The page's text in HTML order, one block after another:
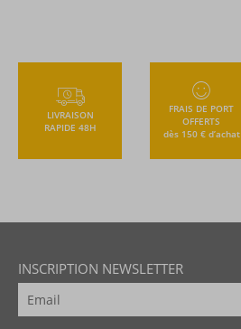
LIVRAISON
RAPIDE 48H
FRAIS DE PORT
OFFERTS
dès 150 € d’achat
INSCRIPTION NEWSLETTER